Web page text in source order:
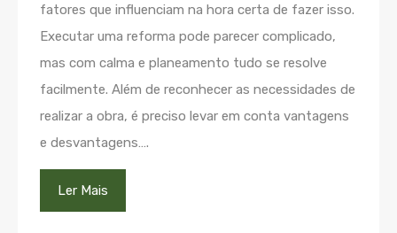
fatores que influenciam na hora certa de fazer isso.
Executar uma reforma pode parecer complicado,
mas com calma e planeamento tudo se resolve
facilmente. Além de reconhecer as necessidades de
realizar a obra, é preciso levar em conta vantagens
e desvantagens….
Ler Mais